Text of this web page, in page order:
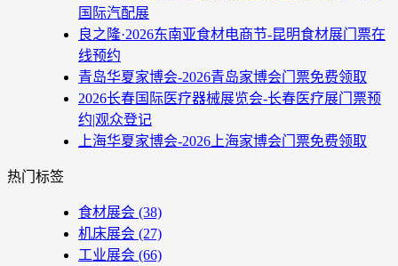
国际汽配展
良之隆·2026东南亚食材电商节-昆明食材展门票在
线预约
青岛华夏家博会-2026青岛家博会门票免费领取
2026长春国际医疗器械展览会-长春医疗展门票预
约|观众登记
上海华夏家博会-2026上海家博会门票免费领取
热门标签
食材展会 (38)
机床展会 (27)
工业展会 (66)